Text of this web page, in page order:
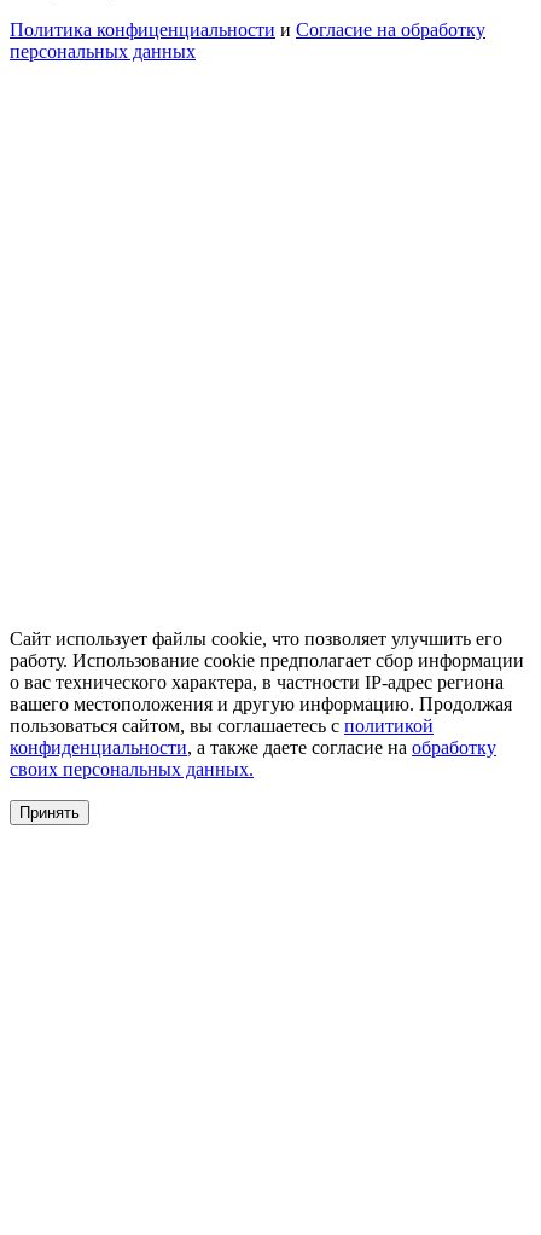
Политика конфиценциальности и Согласие на обработку
персональных данных
Сайт использует файлы cookie, что позволяет улучшить его
работу. Использование cookie предполагает сбор информации
о вас технического характера, в частности IP-адрес региона
вашего местоположения и другую информацию. Продолжая
пользоваться сайтом, вы соглашаетесь с политикой
конфиденциальности, а также даете согласие на обработку
своих персональных данных.
Принять